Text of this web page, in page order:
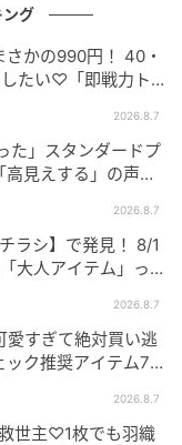
たりの後ろ姿が
ング
さかの990円！ 40・
たい♡「即戦力ト
2026.8.7
た」スタンダードプ
見えする」の声。
2026.8.7
ラシ】で発見！ 8/1
大人アイテム」っ
2026.8.7
愛すぎて絶対買い逃
ック推奨アイテム7
2026.8.7
世主♡1枚でも羽織